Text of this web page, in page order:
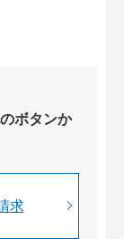
ボタンか
求